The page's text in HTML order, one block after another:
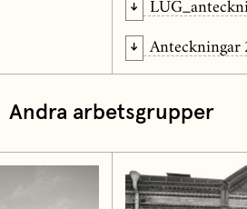
Anteckningar
Andra arbetsgrupper